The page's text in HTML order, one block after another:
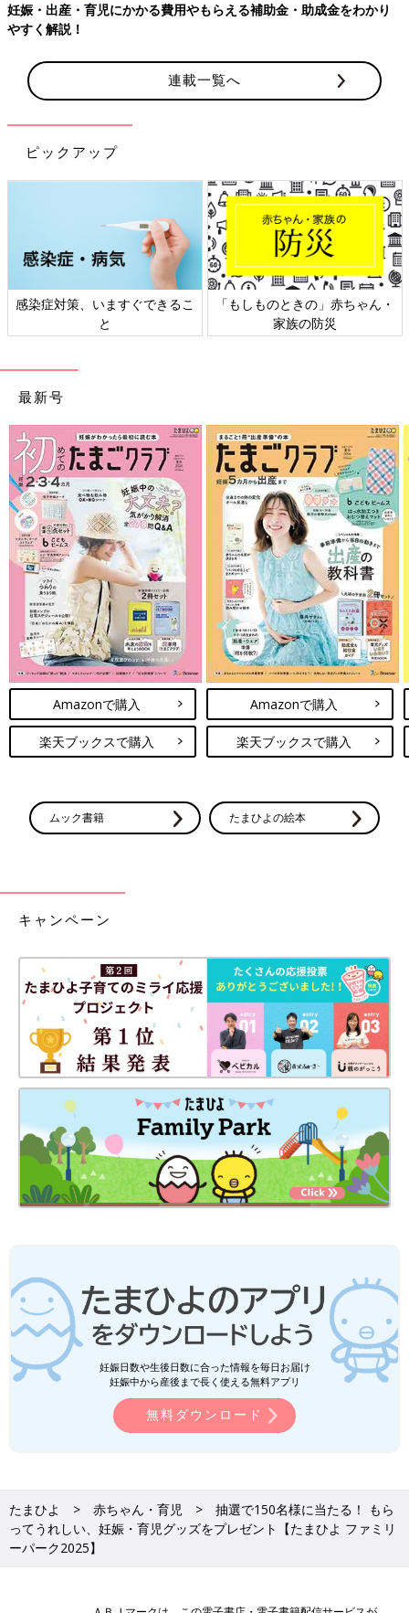
費用やもらえる補助金・助成金をわかり
連載一覧へ
ピックアップ
ぐできるこ
「もしものときの」赤ちゃん・
日本外来小児科学
最新号
Amazonで購入
楽天ブックスで購入
Amazonで購入
楽天ブックスで購入
ムック書籍 たまひよの絵本
キャンペーン
妊娠日数や生後日数に合った情報を毎日お届け
妊娠中から産後まで長く使える無料アプリ
無料ダウンロード
たまひよ 赤ちゃん・育児
抽選で150名様に当たる！ もら
ってうれしい、妊娠・育児グッズをプレゼント【たまひよ ファミリ
ーパーク2025】